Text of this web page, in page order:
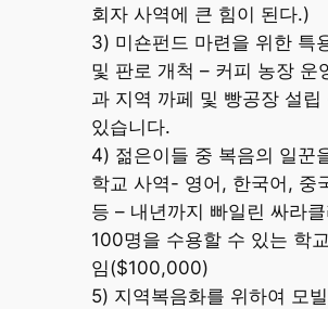
회자 사역에 큰 힘이 된다.)
3) 미숀펀드 마련을 위한 특
및 판로 개척 – 커피 농장 운
과 지역 까페 및 빵공장 설립
있습니다.
4) 젊은이들 중 복음의 일꾼
학교 사역- 영어, 한국어, 중
등 – 내년까지 빠일린 싸라
100명을 수용할 수 있는 학
임($100,000)
5) 지역복음화를 위하여 모